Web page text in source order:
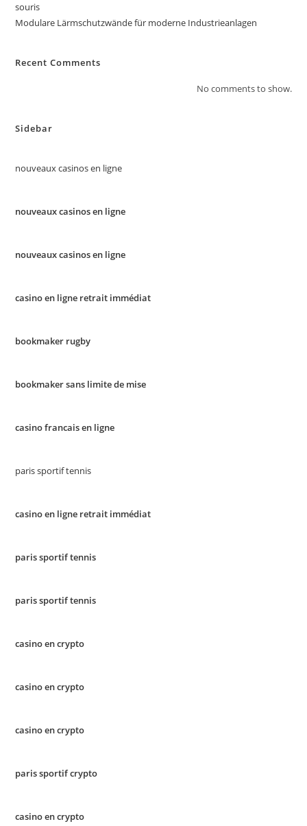
souris
Modulare Lärmschutzwände für moderne Industrieanlagen
Recent Comments
No comments to show.
Sidebar
nouveaux casinos en ligne
nouveaux casinos en ligne
nouveaux casinos en ligne
casino en ligne retrait immédiat
bookmaker rugby
bookmaker sans limite de mise
casino francais en ligne
paris sportif tennis
casino en ligne retrait immédiat
paris sportif tennis
paris sportif tennis
casino en crypto
casino en crypto
casino en crypto
paris sportif crypto
casino en crypto